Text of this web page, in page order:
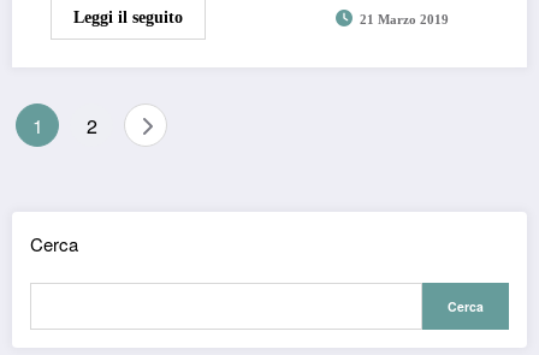
Leggi il seguito 21 Marzo 2019
Paginazione
1 2
Cerca
Cerca